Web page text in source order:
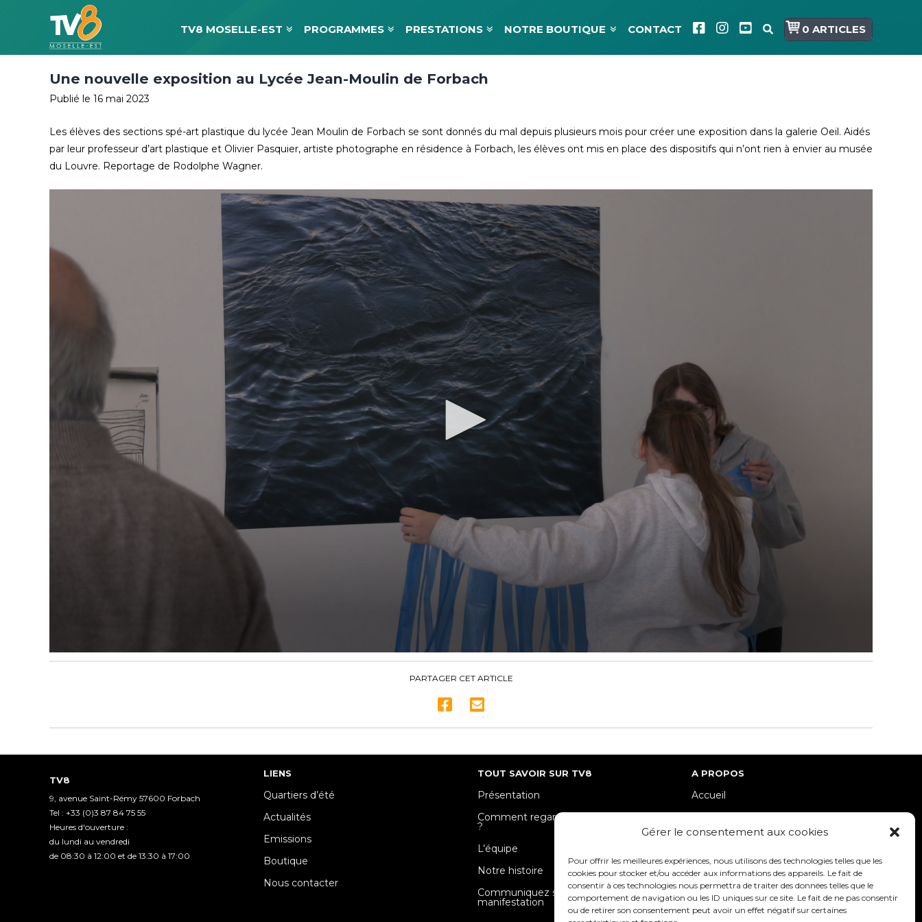
Gérer le consentement aux cookies
Pour offrir les meilleures expériences, nous utilisons des technologies telles que les
cookies pour stocker et/ou accéder aux informations des appareils. Le fait de
consentir à ces technologies nous permettra de traiter des données telles que le
comportement de navigation ou les ID uniques sur ce site. Le fait de ne pas consentir
ou de retirer son consentement peut avoir un effet négatif sur certaines
TV8 MOSELLE-EST PROGRAMMES PRESTATIONS NOTRE BOUTIQUE CONTACT 0 ARTICLES
Une nouvelle exposition au Lycée Jean-Moulin de Forbach
Publié le 16 mai 2023
Les élèves des sections spé-art plastique du lycée Jean Moulin de Forbach se sont donnés du mal depuis plusieurs mois pour créer une exposition dans la galerie Oeil. Aidés
par leur professeur d’art plastique et Olivier Pasquier, artiste photographe en résidence à Forbach, les élèves ont mis en place des dispositifs qui n’ont rien à envier au musée
du Louvre. Reportage de Rodolphe Wagner.
PARTAGER CET ARTICLE
TV8
9, avenue Saint-Rémy 57600 Forbach
Tel : +33 (0)3 87 84 75 55
Heures d'ouverture :
du lundi au vendredi
de 08:30 à 12:00 et de 13:30 à 17:00
LIENS
Quartiers d’été
Actualités
Emissions
Boutique
Nous contacter
TOUT SAVOIR SUR TV8
Présentation
Comment regarder TV8 Moselle-Est
?
L’équipe
Notre histoire
Communiquez sur votre
manifestation
A PROPOS
Accueil
Mentions Légales / Crédits
Politique de cookies (UE)
Politique de confidentialité – RGPD